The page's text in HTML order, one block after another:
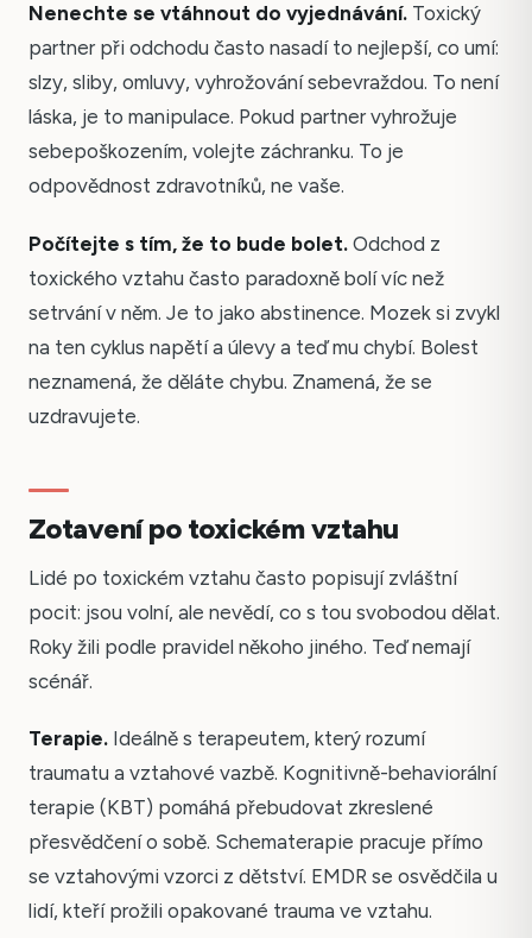
Nenechte se vtáhnout do vyjednávání. Toxický
partner při odchodu často nasadí to nejlepší, co umí:
slzy, sliby, omluvy, vyhrožování sebevraždou. To není
láska, je to manipulace. Pokud partner vyhrožuje
sebepoškozením, volejte záchranku. To je
odpovědnost zdravotníků, ne vaše.
Počítejte s tím, že to bude bolet. Odchod z
toxického vztahu často paradoxně bolí víc než
setrvání v něm. Je to jako abstinence. Mozek si zvykl
na ten cyklus napětí a úlevy a teď mu chybí. Bolest
neznamená, že děláte chybu. Znamená, že se
uzdravujete.
Zotavení po toxickém vztahu
Lidé po toxickém vztahu často popisují zvláštní
pocit: jsou volní, ale nevědí, co s tou svobodou dělat.
Roky žili podle pravidel někoho jiného. Teď nemají
scénář.
Terapie. Ideálně s terapeutem, který rozumí
traumatu a vztahové vazbě. Kognitivně-behaviorální
terapie (KBT) pomáhá přebudovat zkreslené
přesvědčení o sobě. Schematerapie pracuje přímo
se vztahovými vzorci z dětství. EMDR se osvědčila u
lidí, kteří prožili opakované trauma ve vztahu.